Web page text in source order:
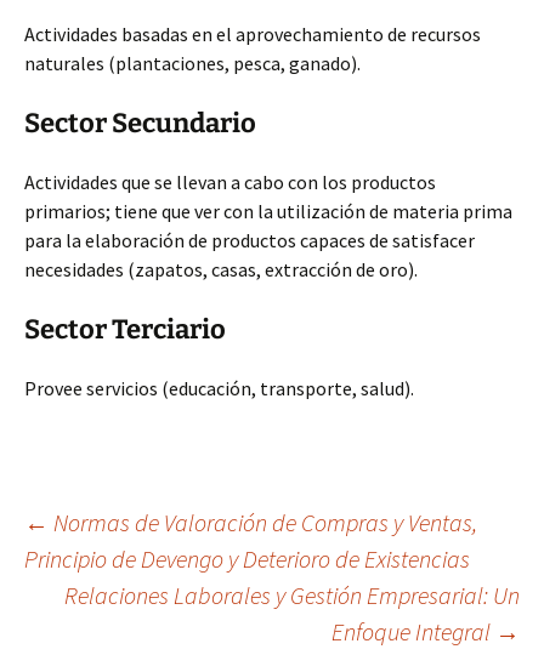
Actividades basadas en el aprovechamiento de recursos
naturales (plantaciones, pesca, ganado).
Sector Secundario
Actividades que se llevan a cabo con los productos
primarios; tiene que ver con la utilización de materia prima
para la elaboración de productos capaces de satisfacer
necesidades (zapatos, casas, extracción de oro).
Sector Terciario
Provee servicios (educación, transporte, salud).
Navegación
de
← Normas de Valoración de Compras y Ventas,
Principio de Devengo y Deterioro de Existencias
Relaciones Laborales y Gestión Empresarial: Un
Enfoque Integral →